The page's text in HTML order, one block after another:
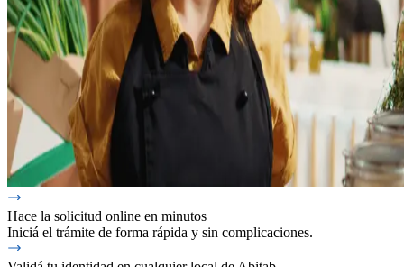
Hace la solicitud online en minutos
Iniciá el trámite de forma rápida y sin complicaciones.